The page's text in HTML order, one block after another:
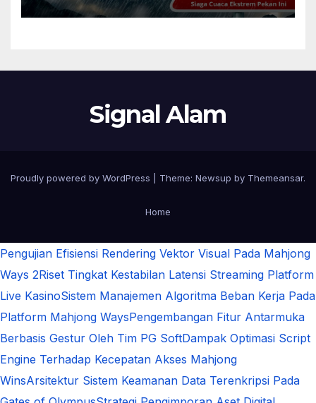
Signal Alam
Proudly powered by WordPress Theme: Newsup by Themeansar.
Home
Pengujian Efisiensi Rendering Vektor Visual Pada Mahjong
Ways 2Riset Tingkat Kestabilan Latensi Streaming Platform
Live KasinoSistem Manajemen Algoritma Beban Kerja Pada
Platform Mahjong WaysPengembangan Fitur Antarmuka
Berbasis Gestur Oleh Tim PG SoftDampak Optimasi Script
Engine Terhadap Kecepatan Akses Mahjong
WinsArsitektur Sistem Keamanan Data Terenkripsi Pada